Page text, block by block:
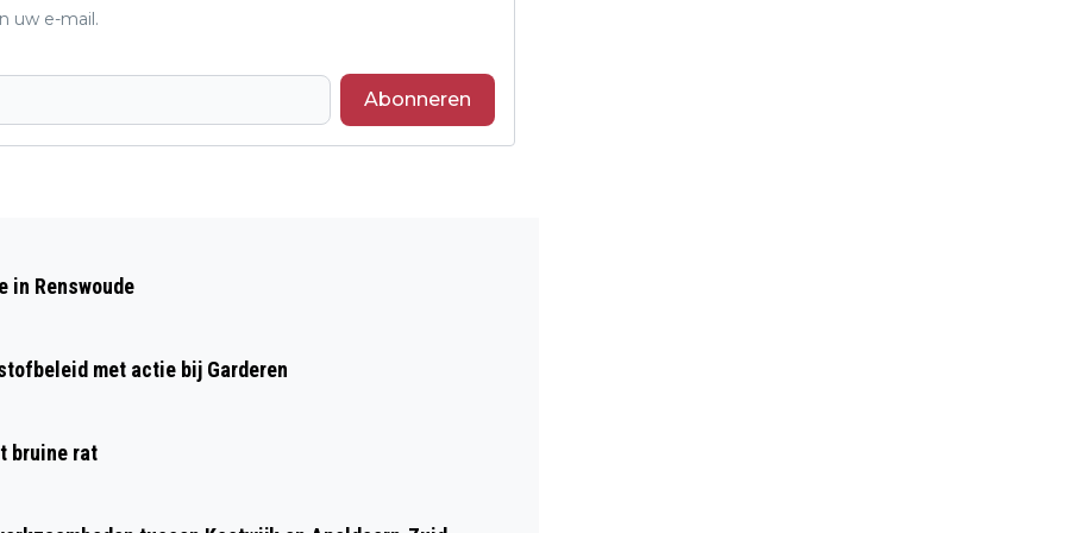
uw e-mail.
Abonneren
HEMELVAARTSDAG: BENNIE JOLINK
in Renswoude
met actie bij Garderen
bruine rat